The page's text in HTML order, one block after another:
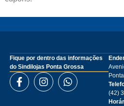
Fique por dentro das informações
do Sindilojas Ponta Grossa
(42)